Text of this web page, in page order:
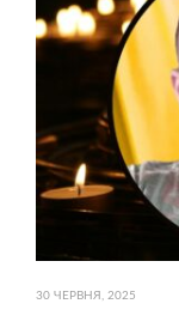
30 ЧЕРВНЯ, 2025